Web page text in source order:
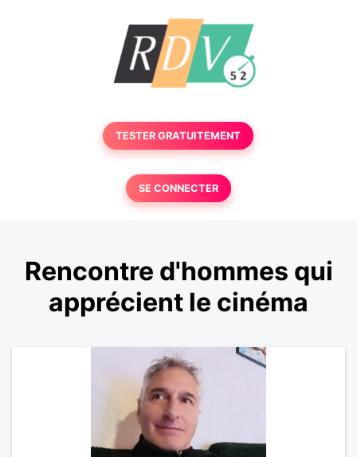
TESTER GRATUITEMENT
SE CONNECTER
Rencontre d'hommes qui
apprécient le cinéma